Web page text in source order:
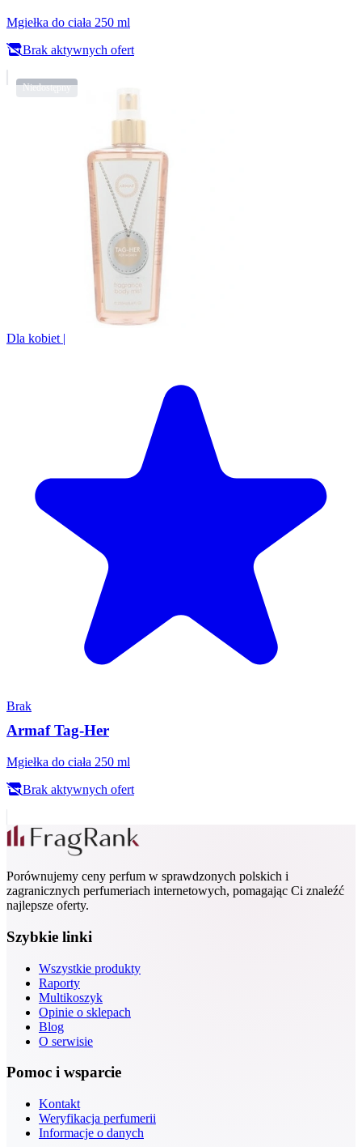
Mgiełka do ciała 250 ml
Brak aktywnych ofert
Dla kobiet |
Brak
Armaf Tag-Her
Mgiełka do ciała 250 ml
Brak aktywnych ofert
Porównujemy ceny perfum w sprawdzonych polskich i
zagranicznych perfumeriach internetowych, pomagając Ci znaleźć
najlepsze oferty.
Szybkie linki
Wszystkie produkty
Raporty
Multikoszyk
Opinie o sklepach
Blog
O serwisie
Pomoc i wsparcie
Kontakt
Weryfikacja perfumerii
Informacje o danych